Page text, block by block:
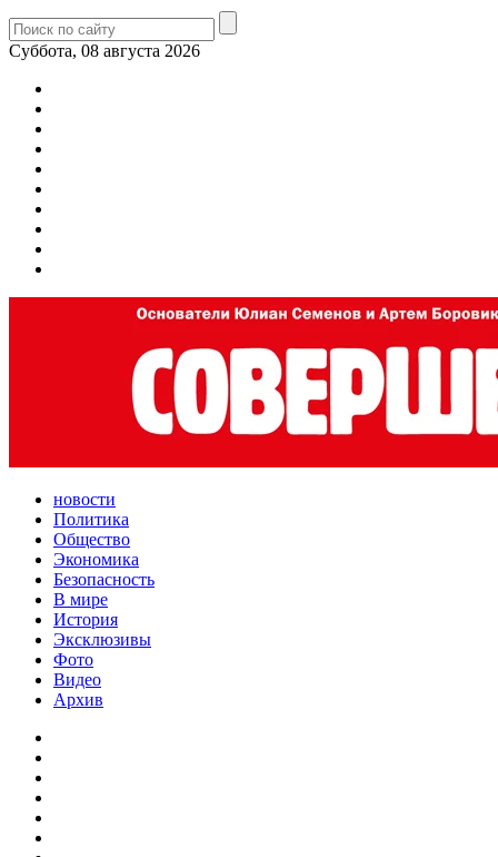
Суббота, 08 августа 2026
новости
Политика
Общество
Экономика
Безопасность
В мире
История
Эксклюзивы
Фото
Видео
Архив